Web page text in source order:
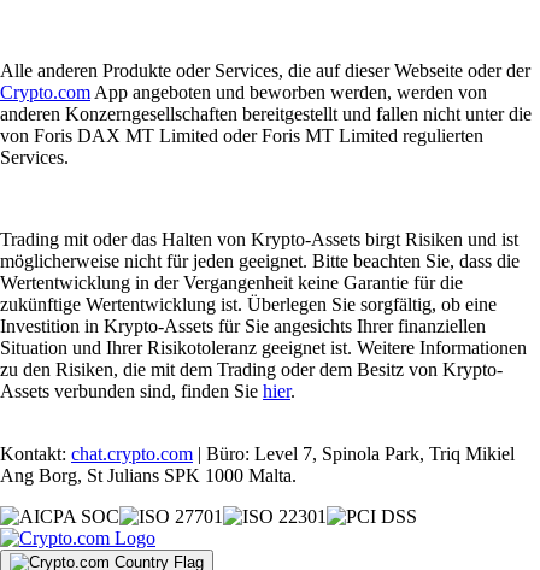
Alle anderen Produkte oder Services, die auf dieser Webseite oder der
Crypto.com App angeboten und beworben werden, werden von
anderen Konzerngesellschaften bereitgestellt und fallen nicht unter die
von Foris DAX MT Limited oder Foris MT Limited regulierten
Services.
Trading mit oder das Halten von Krypto-Assets birgt Risiken und ist
möglicherweise nicht für jeden geeignet. Bitte beachten Sie, dass die
Wertentwicklung in der Vergangenheit keine Garantie für die
zukünftige Wertentwicklung ist. Überlegen Sie sorgfältig, ob eine
Investition in Krypto-Assets für Sie angesichts Ihrer finanziellen
Situation und Ihrer Risikotoleranz geeignet ist. Weitere Informationen
zu den Risiken, die mit dem Trading oder dem Besitz von Krypto-
Assets verbunden sind, finden Sie hier.
Kontakt: chat.crypto.com | Büro: Level 7, Spinola Park, Triq Mikiel
Ang Borg, St Julians SPK 1000 Malta.